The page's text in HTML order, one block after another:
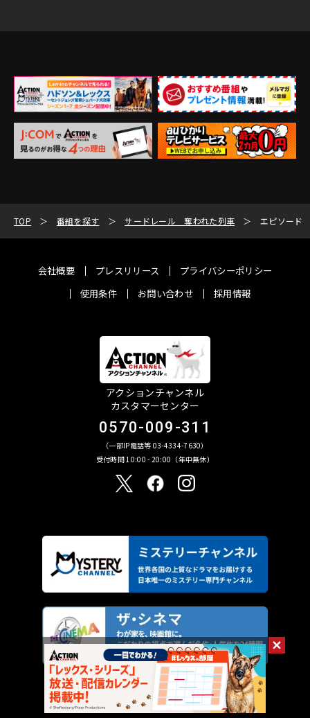
TOP 番組を探す サードレール 奪われた列車 エピソード
会社概要 プレスリリース
プライバシーポリシー
使用条件
お問い合わせ 採用情報
アクションチャンネル
カスタマーセンター
0570-009-311
（一部IP電話等 03-4334-7630）
受付時間 10:00 - 20:00（年中無休）
AXN Entertainment Co., Ltd. All Rights Reserved.